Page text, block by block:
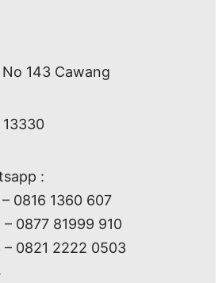
143 Cawang
:
0816 1360 607
0877 81999 910
0821 2222 0503